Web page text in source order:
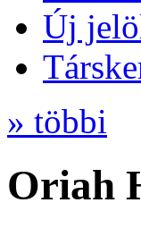
Új
» többi
Oriah